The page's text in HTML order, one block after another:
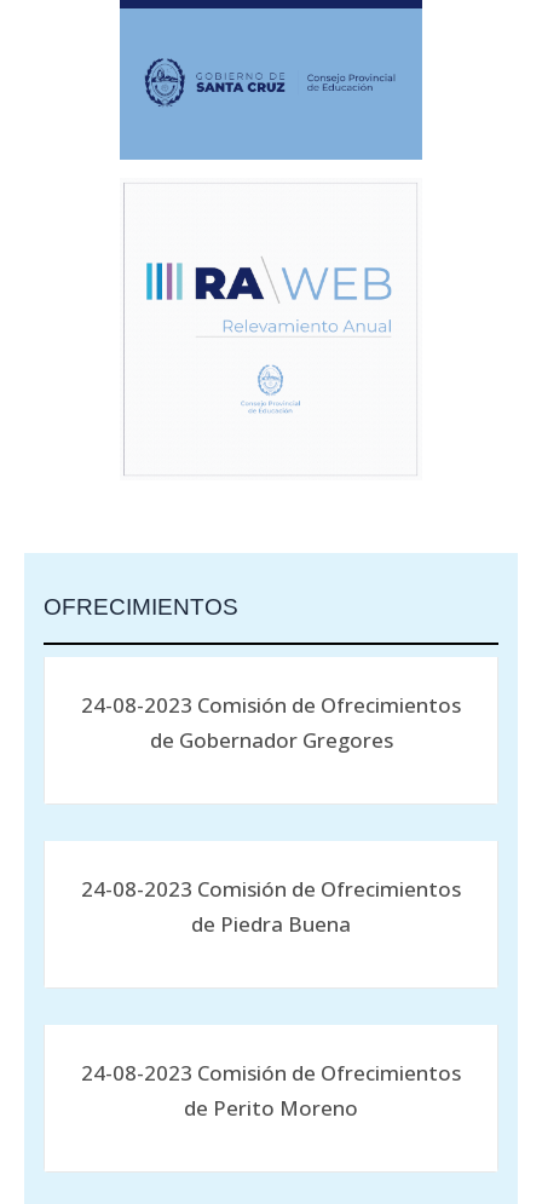
OFRECIMIENTOS
24-08-2023 Comisión de Ofrecimientos
de Gobernador Gregores
24-08-2023 Comisión de Ofrecimientos
de Piedra Buena
24-08-2023 Comisión de Ofrecimientos
de Perito Moreno